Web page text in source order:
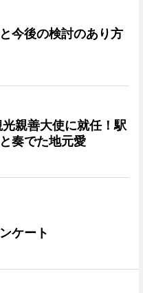
今後の検討のあり方
親善大使に就任！駅
奏でた地元愛
ケート